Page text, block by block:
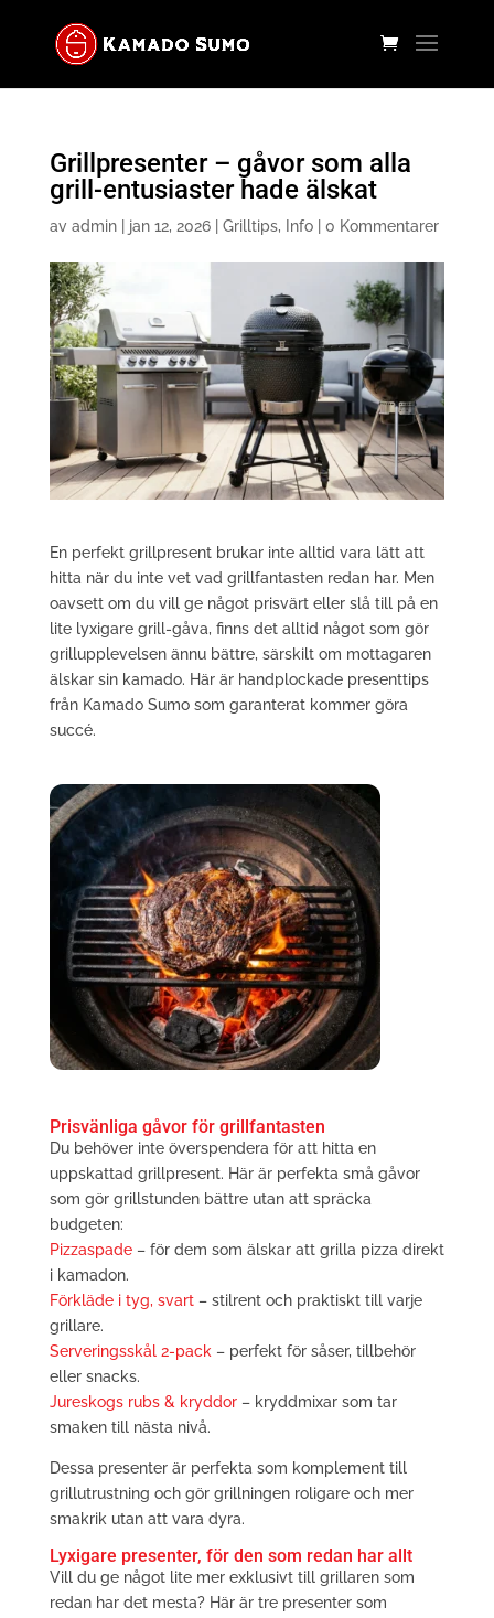
Grillpresenter – gåvor som alla
grill-entusiaster hade älskat
av admin| jan 12, 2026| Grilltips, Info| 0 Kommentarer
En perfekt grillpresent brukar inte alltid vara lätt att
hitta när du inte vet vad grillfantasten redan har. Men
oavsett om du vill ge något prisvärt eller slå till på en
lite lyxigare grill-gåva, finns det alltid något som gör
grillupplevelsen ännu bättre, särskilt om mottagaren
älskar sin kamado. Här är handplockade presenttips
från Kamado Sumo som garanterat kommer göra
succé.
Prisvänliga gåvor för grillfantasten
Du behöver inte överspendera för att hitta en
uppskattad grillpresent. Här är perfekta små gåvor
som gör grillstunden bättre utan att spräcka
budgeten:
Pizzaspade– för dem som älskar att grilla pizza direkt
i kamadon.
Förkläde i tyg, svart– stilrent och praktiskt till varje
grillare.
Serveringsskål 2-pack – perfekt för såser, tillbehör
eller snacks.
Jureskogs rubs & kryddor– kryddmixar som tar
smaken till nästa nivå.
Dessa presenter är perfekta som komplement till
grillutrustning och gör grillningen roligare och mer
smakrik utan att vara dyra.
Lyxigare presenter, för den som redan har allt
Vill du ge något lite mer exklusivt till grillaren som
redan har det mesta? Här är tre presenter som